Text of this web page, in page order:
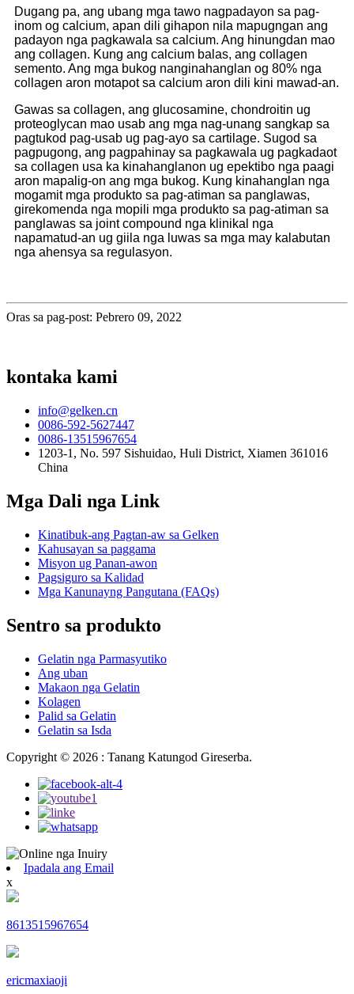
Dugang pa, ang ubang mga tawo nagpadayon sa pag-
inom og calcium, apan dili gihapon nila mapugngan ang
padayon nga pagkawala sa calcium. Ang hinungdan mao
ang collagen. Kung ang calcium balas, ang collagen
semento. Ang mga bukog nanginahanglan og 80% nga
collagen aron motapot sa calcium aron dili kini mawad-an.
Gawas sa collagen, ang glucosamine, chondroitin ug
proteoglycan mao usab ang mga nag-unang sangkap sa
pagtukod pag-usab ug pag-ayo sa cartilage. Sugod sa
pagpugong, ang pagpahinay sa pagkawala ug pagkadaot
sa collagen usa ka kinahanglanon ug epektibo nga paagi
aron mapalig-on ang mga bukog. Kung kinahanglan nga
mogamit mga produkto sa pag-atiman sa panglawas,
girekomenda nga mopili mga produkto sa pag-atiman sa
panglawas sa joint compound nga klinikal nga
napamatud-an ug giila nga luwas sa mga may kalabutan
nga ahensya sa regulasyon.
Oras sa pag-post: Pebrero 09, 2022
kontaka kami
info@gelken.cn
0086-592-5627447
0086-13515967654
1203-1, No. 597 Sishuidao, Huli District, Xiamen 361016
China
Mga Dali nga Link
Kinatibuk-ang Pagtan-aw sa Gelken
Kahusayan sa paggama
Misyon ug Panan-awon
Pagsiguro sa Kalidad
Mga Kanunayng Pangutana (FAQs)
Sentro sa produkto
Gelatin nga Parmasyutiko
Ang uban
Makaon nga Gelatin
Kolagen
Palid sa Gelatin
Gelatin sa Isda
Copyright © 2026 : Tanang Katungod Gireserba.
Ipadala ang Email
x
8613515967654
ericmaxiaoji